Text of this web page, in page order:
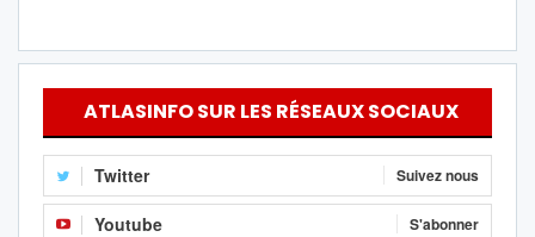
ATLASINFO SUR LES RÉSEAUX SOCIAUX
Twitter Suivez nous
Youtube S'abonner